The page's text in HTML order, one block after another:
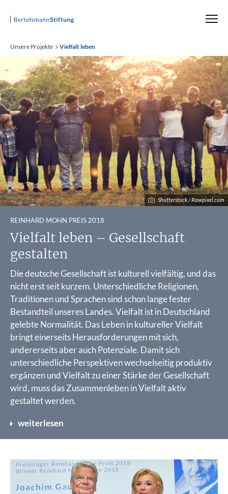
Startseite
Unsere Projekte Vielfalt leben
Shutterstock / Rawpixel.com
REINHARD MOHN PREIS 2018
Vielfalt leben – Gesellschaft
gestalten
Die deutsche Gesellschaft ist kulturell vielfältig, und das
nicht erst seit kurzem. Unterschiedliche Religionen,
Traditionen und Sprachen sind schon lange fester
Bestandteil unseres Landes. Vielfalt ist in Deutschland
gelebte Normalität. Das Leben in kultureller Vielfalt
bringt einerseits Herausforderungen mit sich,
andererseits aber auch Potenziale. Damit sich
unterschiedliche Perspektiven wechselseitig produktiv
ergänzen und Vielfalt zu einer Stärke der Gesellschaft
wird, muss das Zusammenleben in Vielfalt aktiv
gestaltet werden.
weiterlesen